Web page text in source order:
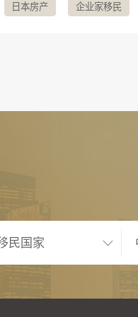
日本房产 企业家移民